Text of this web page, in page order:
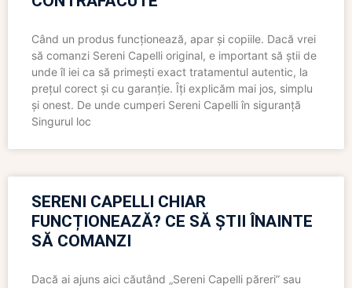
Când un produs funcționează, apar și copiile. Dacă vrei
să comanzi Sereni Capelli original, e important să știi de
unde îl iei ca să primești exact tratamentul autentic, la
prețul corect și cu garanție. Îți explicăm mai jos, simplu
și onest. De unde cumperi Sereni Capelli în siguranță
Singurul loc
SERENI CAPELLI CHIAR
FUNCȚIONEAZĂ? CE SĂ ȘTII ÎNAINTE
SĂ COMANZI
Dacă ai ajuns aici căutând „Sereni Capelli păreri” sau